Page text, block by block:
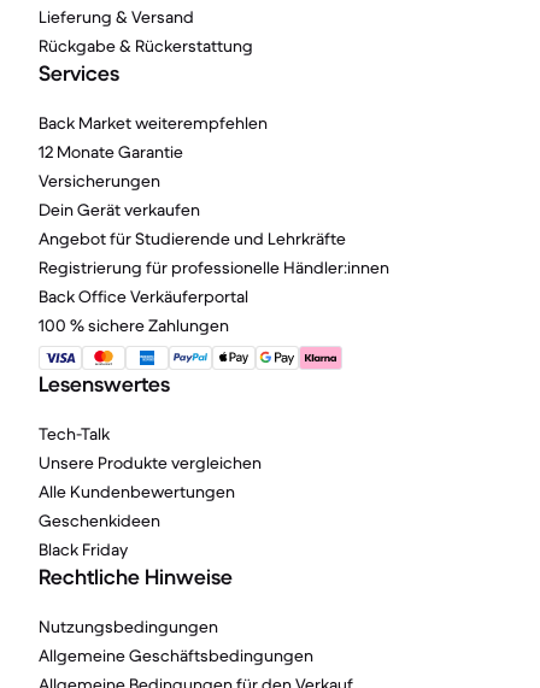
Lieferung & Versand
Rückgabe & Rückerstattung
Services
Back Market weiterempfehlen
12 Monate Garantie
Versicherungen
Dein Gerät verkaufen
Angebot für Studierende und Lehrkräfte
Registrierung für professionelle Händler:innen
Back Office Verkäuferportal
100 % sichere Zahlungen
Lesenswertes
Tech-Talk
Unsere Produkte vergleichen
Alle Kundenbewertungen
Geschenkideen
Black Friday
Rechtliche Hinweise
Nutzungsbedingungen
Allgemeine Geschäftsbedingungen